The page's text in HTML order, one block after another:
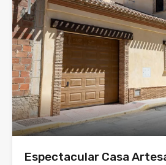
Espectacular Casa